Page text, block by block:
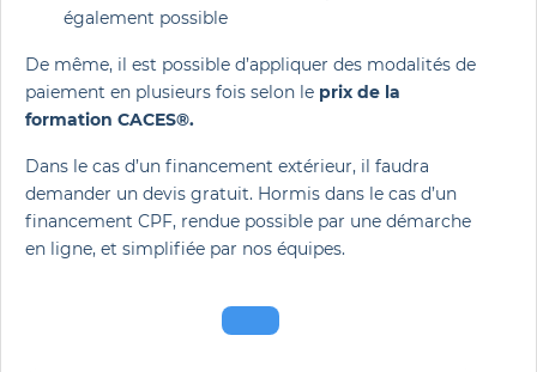
également possible
De même, il est possible d’appliquer des modalités de
paiement en plusieurs fois selon le prix de la
formation CACES®.
Dans le cas d’un financement extérieur, il faudra
demander un devis gratuit. Hormis dans le cas d’un
financement CPF, rendue possible par une démarche
en ligne, et simplifiée par nos équipes.